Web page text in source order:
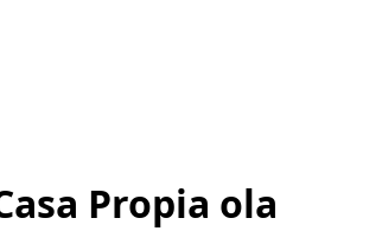
Propia ola